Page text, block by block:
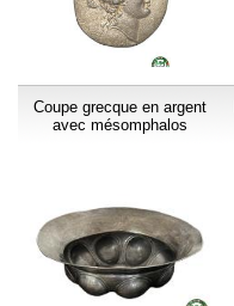
Coupe grecque en argent
avec mésomphalos